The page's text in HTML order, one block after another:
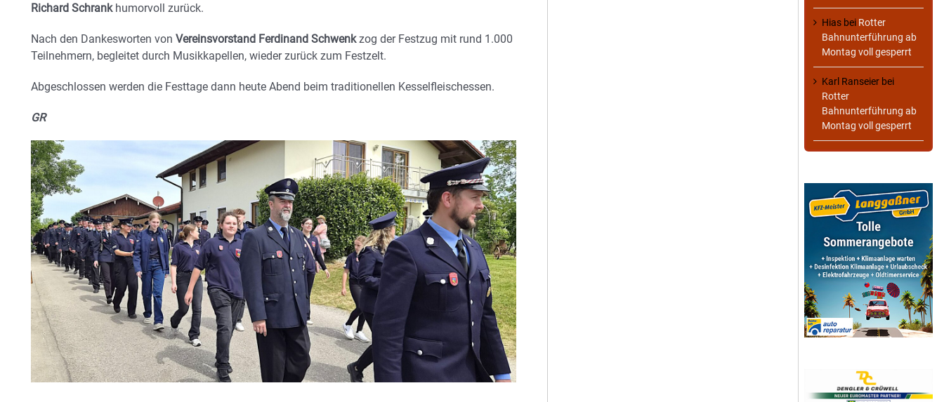
Richard Schrankhumorvoll zurück.
Nach den Dankesworten von Vereinsvorstand Ferdinand Schwenkzog der Festzug mit rund 1.000
Teilnehmern, begleitet durch Musikkapellen, wieder zurück zum Festzelt.
Abgeschlossen werden die Festtage dann heute Abend beim traditionellen Kesselfleischessen.
GR
Hias bei Rotter
Bahnunterführung ab
Montag voll gesperrt
Karl Ranseier bei
Rotter
Bahnunterführung ab
Montag voll gesperrt